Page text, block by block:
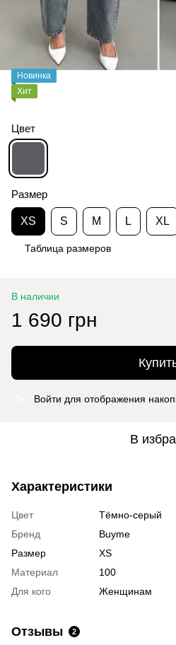
Новинка
Хит
Цвет
Размер
XS S M L XL
Таблица размеров
В наличии
1 690 грн
Войти для отображения
В
Характеристики
Цвет
Тёмно-серый
Бренд
Buyme
Размер
XS
Материал
100
Для кого
Женщинам
Отзывы 2